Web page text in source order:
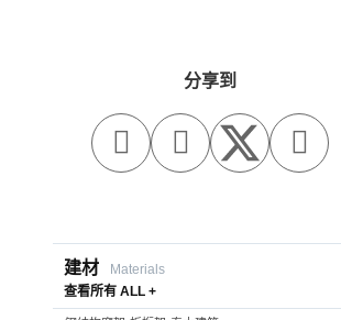
分享到
  
建材
Materials
查看所有 ALL +